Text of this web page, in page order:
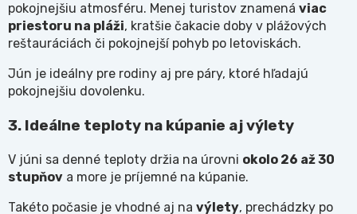
pokojnejšiu atmosféru. Menej turistov znamená viac
priestoru na pláži, kratšie čakacie doby v plážových
reštauráciách či pokojnejší pohyb po letoviskách.
Jún je ideálny pre rodiny aj pre páry, ktoré hľadajú
pokojnejšiu dovolenku.
3. Ideálne teploty na kúpanie aj výlety
V júni sa denné teploty držia na úrovni okolo 26 až 30
stupňov a more je príjemné na kúpanie.
Takéto počasie je vhodné aj na výlety, prechádzky po